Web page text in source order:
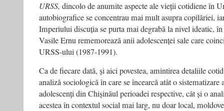
URSS, dincolo de anumite aspecte ale vieții cotidiene în
autobiografice se concentrau mai mult asupra copilăriei,
Imperiului discuția se purta mai degrabă la nivel ideatic,
Vasile Ernu rememorează anii adolescenței sale care
URSS-ului (1987-1991).
Ca de fiecare dată, și aici povestea, amintirea detaliile
analiză sociologică în care se încearcă atât o
adolescenți din Chișinăul perioadei respective, cât și o
acestea în contextul social mai larg, nu doar local,